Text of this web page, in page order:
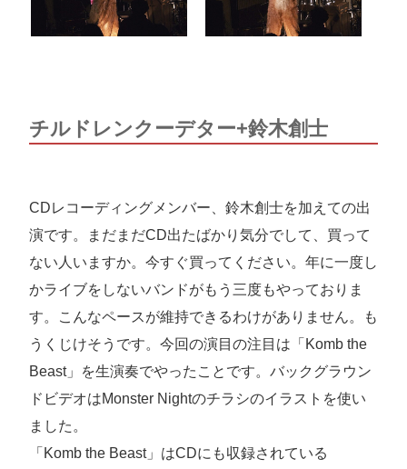
チルドレンクーデター+鈴木創士
CDレコーディングメンバー、鈴木創士を加えての出
演です。まだまだCD出たばかり気分でして、買って
ない人いますか。今すぐ買ってください。年に一度し
かライブをしないバンドがもう三度もやっておりま
す。こんなペースが維持できるわけがありません。も
うくじけそうです。今回の演目の注目は「Komb the
Beast」を生演奏でやったことです。バックグラウン
ドビデオはMonster Nightのチラシのイラストを使い
ました。
「Komb the Beast」はCDにも収録されている